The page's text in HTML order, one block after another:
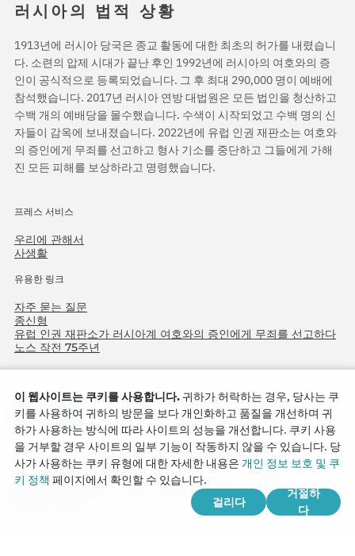
러시아의 법적 상황
1913년에 러시아 당국은 종교 활동에 대한 최초의 허가를 내렸습니
다. 소련의 압제 시대가 끝난 후인 1992년에 러시아의 여호와의 증
인이 공식적으로 등록되었습니다. 그 후 최대 290,000 명이 예배에
참석했습니다. 2017년 러시아 연방 대법원은 모든 법인을 청산하고
수백 개의 예배당을 몰수했습니다. 수색이 시작되었고 수백 명의 신
자들이 감옥에 보내졌습니다. 2022년에 유럽 인권 재판소는 여호와
의 증인에게 무죄를 선고하고 형사 기소를 중단하고 그들에게 가해
진 모든 피해를 보상하라고 명령했습니다.
프레스 서비스
우리에 관해서
사생활
유용한 링크
자주 묻는 질문
종신형
유럽 인권 재판소가 러시아계 여호와의 증인에게 무죄를 선고하다
노스 작전 75주년
Copyright © 2026
Watch Tower Bible and Tract Society of Korea.
이 웹사이트는 쿠키를 사용합니다. 귀하가 허락하는 경우, 당사는 쿠
키를 사용하여 귀하의 방문을 보다 개인화하고 품질을 개선하며 귀
하가 사용하는 방식에 따라 사이트의 성능을 개선합니다. 쿠키 사용
을 거부할 경우 사이트의 일부 기능이 작동하지 않을 수 있습니다. 당
사가 사용하는 쿠키 유형에 대한 자세한 내용은 개인 정보 보호 및 쿠
키 정책 페이지에서 확인할 수 있습니다.
걸리다
거절하
다